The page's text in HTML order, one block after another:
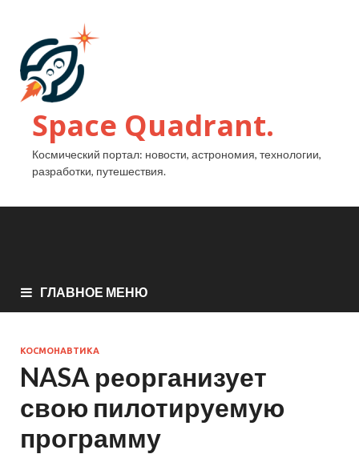
Space Quadrant.
Космический портал: новости, астрономия, технологии,
разработки, путешествия.
ГЛАВНОЕ МЕНЮ
КОСМОНАВТИКА
NASA реорганизует
свою пилотируемую
программу